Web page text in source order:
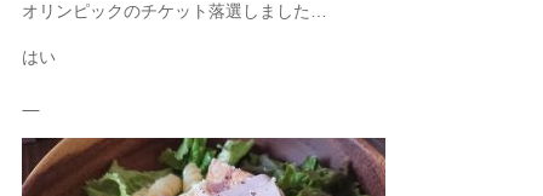
オリンピックのチケット落選しました…
はい